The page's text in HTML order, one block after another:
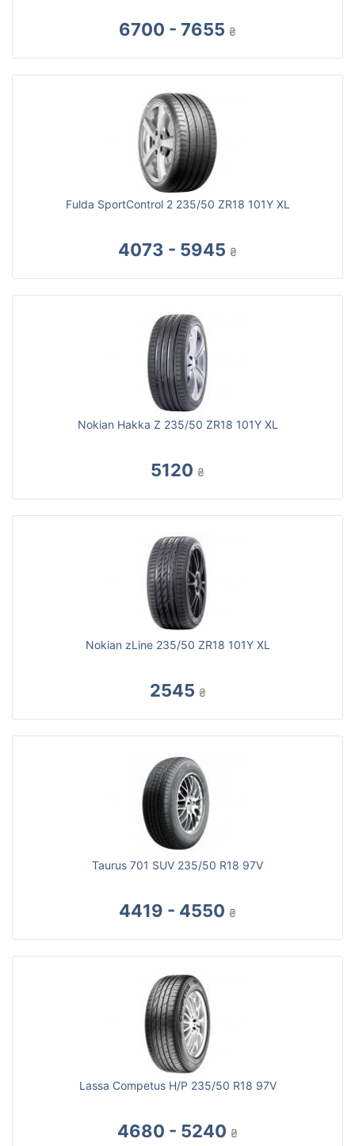
6700 - 7655 ₴
Fulda SportControl 2 235/50 ZR18 101Y XL
4073 - 5945 ₴
Nokian Hakka Z 235/50 ZR18 101Y XL
5120 ₴
Nokian zLine 235/50 ZR18 101Y XL
2545 ₴
Taurus 701 SUV 235/50 R18 97V
4419 - 4550 ₴
Lassa Competus H/P 235/50 R18 97V
4680 - 5240 ₴